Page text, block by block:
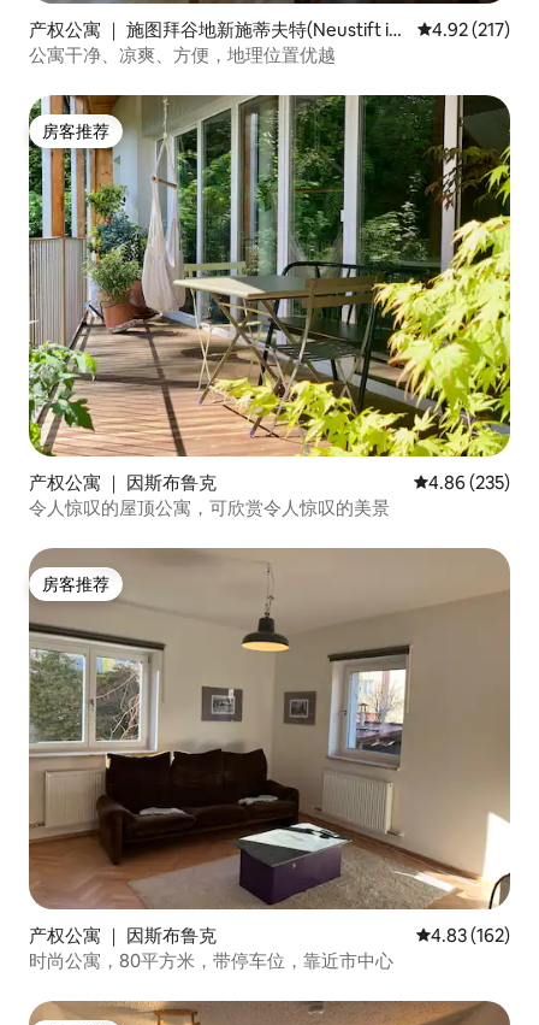
产权公寓 ｜ 施图拜谷地新施蒂夫特(Neustift im
Stubaital)
平均评分 4.92
4.92 (217)
公寓干净、凉爽、方便，地理位置优越
房客推荐
房客推荐
产权公寓 ｜ 因斯布鲁克 平均评分 4.86
4.86 (235)
令人惊叹的屋顶公寓，可欣赏令人惊叹的美景
房客推荐
房客推荐
产权公寓 ｜ 因斯布鲁克 平均评分 4.83
4.83 (162)
时尚公寓，80平方米，带停车位，靠近市中心